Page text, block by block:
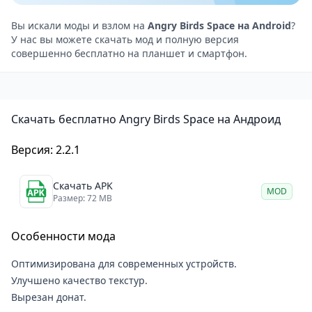
новыми видами птиц. Одна из них — Ледяная птица,
способная замораживать всё вокруг при контакте.
Это позволяет игроку легко разбивать даже самые
твердые каменные блоки. Другой важный персонаж
по вашему клику. Такой навык незаменим для
Каждый уровень в Angry Birds Space выглядит
уникально и самобытно. Разработчики создали
сотни этапов в разных уголках вымышленной
космическими боссами на специальных уровнях.
Битвы с ними требуют особой смекалки и высокой
скорости реакции. Свиньи используют
футуристичную технику для защиты своих
Вы искали моды и взлом на Angry Birds Space на Android?
У нас вы можете скачать мод и полную версия
совершенно бесплатно на планшет и смартфон.
Скачать бесплатно Angry Birds Space на Андроид
Версия: 2.2.1
Скачать APK
Размер: 72 MB
MOD
Особенности мода
Оптимизирована для современных устройств.
Улучшено качество текстур.
Вырезан донат.